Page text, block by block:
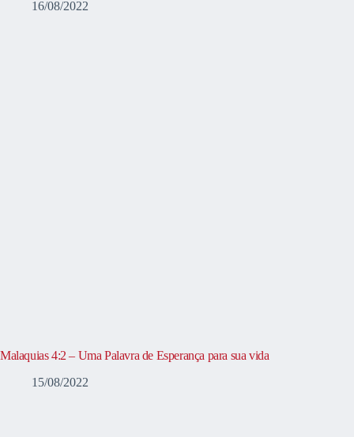
16/08/2022
Malaquias 4:2 – Uma Palavra de Esperança para sua vida
15/08/2022